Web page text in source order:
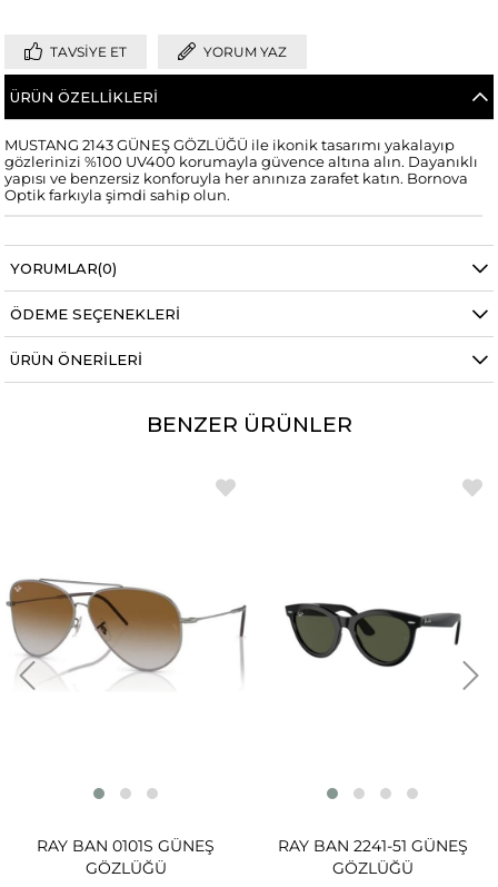
TAVSIYE ET YORUM YAZ
ÜRÜN ÖZELLIKLERI
MUSTANG 2143 GÜNEŞ GÖZLÜĞÜ ile ikonik tasarımı yakalayıp
gözlerinizi %100 UV400 korumayla güvence altına alın. Dayanıklı
yapısı ve benzersiz konforuyla her anınıza zarafet katın. Bornova
Optik farkıyla şimdi sahip olun.
YORUMLAR(0)
ÖDEME SEÇENEKLERI
ÜRÜN ÖNERILERI
BENZER ÜRÜNLER
RAY BAN 0101S GÜNEŞ
GÖZLÜĞÜ
RAY BAN 2241-51 GÜNEŞ
GÖZLÜĞÜ